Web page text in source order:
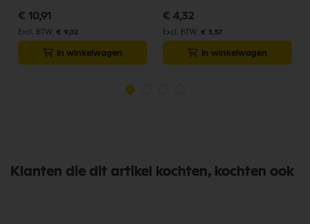
€ 10,91
€ 9,02
In winkelwagen
€ 4,32
€ 3,57
In winkelwagen
Klanten die dit artikel kochten, kochten ook